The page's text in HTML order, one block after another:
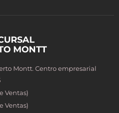
MONTT
Montt. Centro empresarial
Ventas)
Ventas)